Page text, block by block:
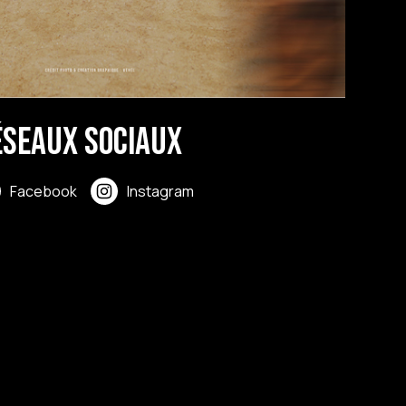
sociaux
Facebook Instagram